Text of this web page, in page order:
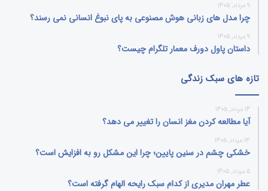
9 مرداد, 1405
چرا مدل‌ های زبانی هوش مصنوعی به پای نبوغ انسانی نمی‌ رسند؟
9 مرداد, 1405
داستان پاول دورف معمار تلگرام چیست؟
تازه های سبک زندگی
14 مرداد, 1405
آیا مطالعه کردن مغز انسان را تغییر می‌ دهد؟
13 مرداد, 1405
خشکی چشم در سنین پایین؛ چرا این مشکل رو به افزایش است؟
5 مرداد, 1405
عطر مهران مدیری از کدام سبک رایحه الهام گرفته است؟